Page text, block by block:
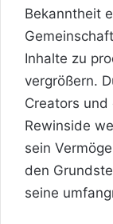
Bekanntheit
Inhalte zu
vergrößern.
Creators
Rewinside
sein
den
seine